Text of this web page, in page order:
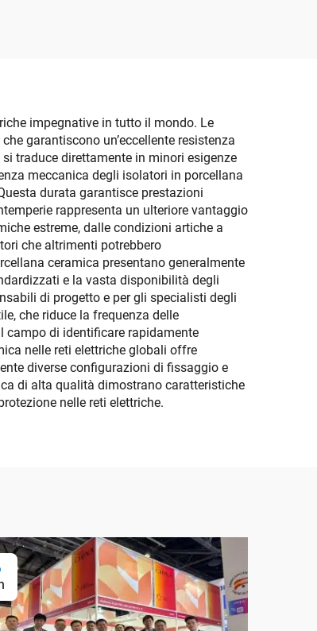
impegnative in tutto il mondo. Le
garantiscono un’eccellente resistenza
traduce direttamente in minori esigenze
meccanica degli isolatori in porcellana
durata garantisce prestazioni
rappresenta un ulteriore vantaggio
estreme, dalle condizioni artiche a
che altrimenti potrebbero
ceramica presentano generalmente
e la vasta disponibilità degli
di progetto e per gli specialisti degli
che riduce la frequenza delle
campo di identificare rapidamente
nelle reti elettriche globali offre
diverse configurazioni di fissaggio e
di alta qualità dimostrano caratteristiche
nelle reti elettriche.